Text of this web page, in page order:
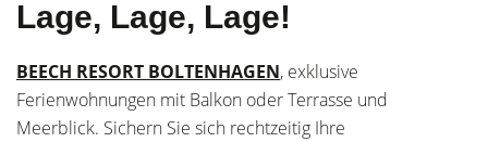
Lage, Lage, Lage!
BEECH RESORT BOLTENHAGEN, exklusive
Ferienwohnungen mit Balkon oder Terrasse und
Meerblick. Sichern Sie sich rechtzeitig Ihre